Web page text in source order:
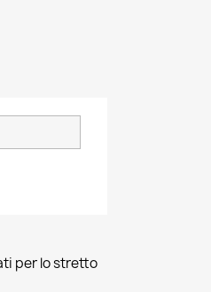
per lo stretto